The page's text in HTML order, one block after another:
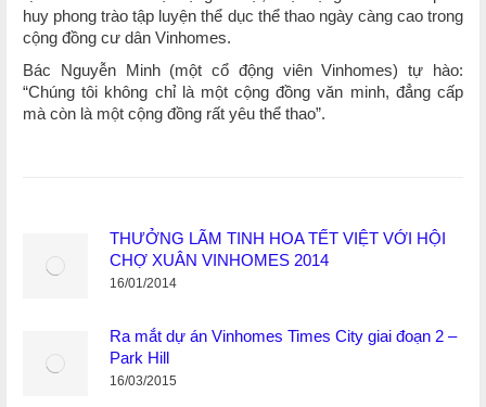
huy phong trào tập luyện thể dục thể thao ngày càng cao trong
cộng đồng cư dân Vinhomes.
Bác Nguyễn Minh (một cổ động viên Vinhomes) tự hào:
“Chúng tôi không chỉ là một cộng đồng văn minh, đẳng cấp
mà còn là một cộng đồng rất yêu thể thao”.
THƯỞNG LÃM TINH HOA TẾT VIỆT VỚI HỘI
CHỢ XUÂN VINHOMES 2014
16/01/2014
Ra mắt dự án Vinhomes Times City giai đoạn 2 –
Park Hill
16/03/2015